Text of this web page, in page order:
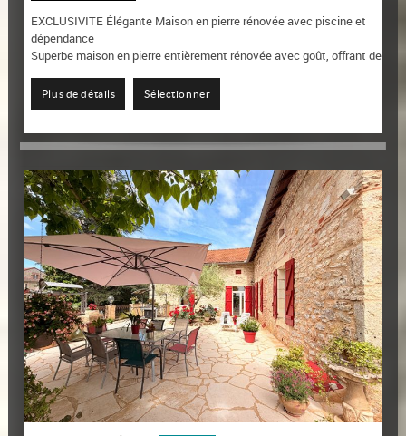
EXCLUSIVITE Élégante Maison en pierre rénovée avec piscine et
dépendance
Superbe maison en pierre entièrement rénovée avec goût, offrant de
Elle se compose d'une spacieuse...
Plus de détails Sélectionner